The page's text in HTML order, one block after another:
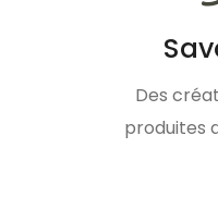
Des
produites